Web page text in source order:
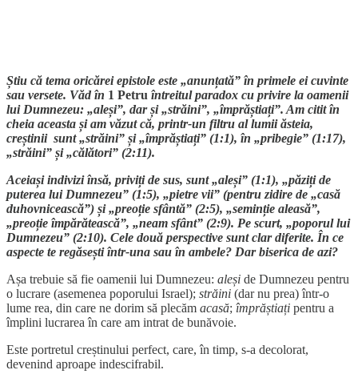
Știu că tema oricărei epistole este „anunțată” în primele ei cuvinte
sau versete. Văd în 1 Petru întreitul paradox cu privire la oamenii
lui Dumnezeu: „aleși”, dar și „străini”, „împrăștiați”. Am citit în
cheia aceasta și am văzut că, printr-un filtru al lumii ăsteia,
creștinii sunt „străini” și „împrăștiați” (1:1), în „pribegie” (1:17),
„străini” și „călători” (2:11).
Aceiași indivizi însă, priviți de sus, sunt „aleși” (1:1), „păziți de
puterea lui Dumnezeu” (1:5), „pietre vii” (pentru zidire de „casă
duhovnicească”) și „preoție sfântă” (2:5), „seminție aleasă”,
„preoție împărătească”, „neam sfânt” (2:9). Pe scurt, „poporul lui
Dumnezeu” (2:10). Cele două perspective sunt clar diferite. În ce
aspecte te regăsești într-una sau în ambele? Dar biserica de azi?
Așa trebuie să fie oamenii lui Dumnezeu: aleși de Dumnezeu pentru
o lucrare (asemenea poporului Israel); străini (dar nu prea) într-o
lume rea, din care ne dorim să plecăm acasă; împrăștiați pentru a
împlini lucrarea în care am intrat de bunăvoie.
Este portretul creștinului perfect, care, în timp, s-a decolorat,
devenind aproape indescifrabil.